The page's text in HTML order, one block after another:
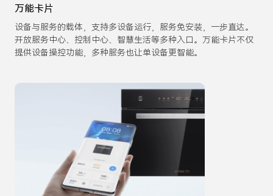
万能卡片
设备与服务的载体，支持多设备运行，服务免安装，一步直达。
开放服务中心、控制中心、智慧生活等多种入口。万能卡片不仅
提供设备操控功能，多种服务也让单设备更智能。